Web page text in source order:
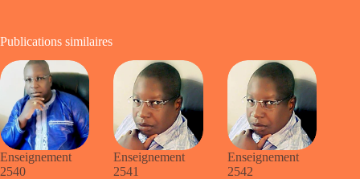
Publications similaires
Enseignement
2540
Enseignement
2541
Enseignement
2542